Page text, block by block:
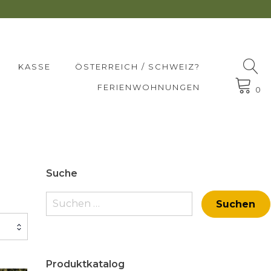
KASSE ÖSTERREICH / SCHWEIZ?
FERIENWOHNUNGEN 0
Suche
Suchen
nach:
Produktkatalog